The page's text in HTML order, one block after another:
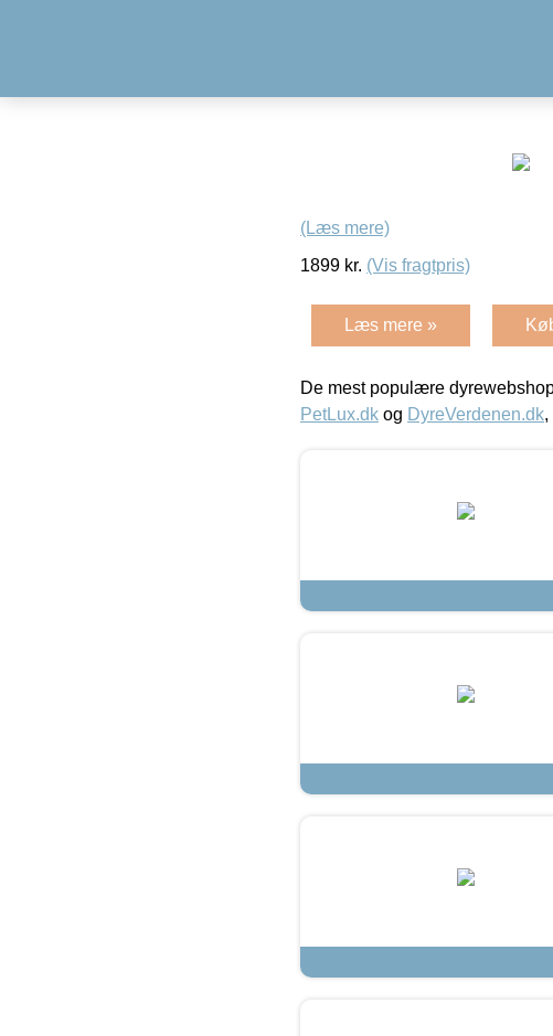
(Læs mere)
1899 kr. (Vis fragtpris)
Læs mere »
De mest populære
PetLux.dk og DyreVerdenen.dk,